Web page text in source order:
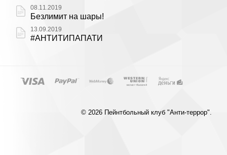
08.11.2019
Безлимит на шары!
13.09.2019
#АНТИТИПАПАТИ
© 2026 Пейнтбольный клуб "Анти-террор".